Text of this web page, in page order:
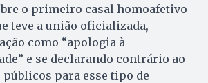
o primeiro casal homoafetivo
teve a união oficializada,
como “apologia à
e se declarando contrário ao
para esse tipo de